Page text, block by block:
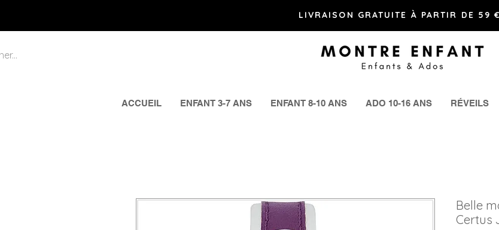
LIVRAISON GRATUITE À PARTIR DE 59 €
ACCUEIL ENFANT 3-7 ANS ENFANT 8-10 ANS ADO 10-16 ANS RÉVEILS
Belle
Certus